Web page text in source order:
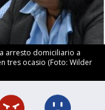
arresto domiciliario a
tres ocasio (Foto: Wilder